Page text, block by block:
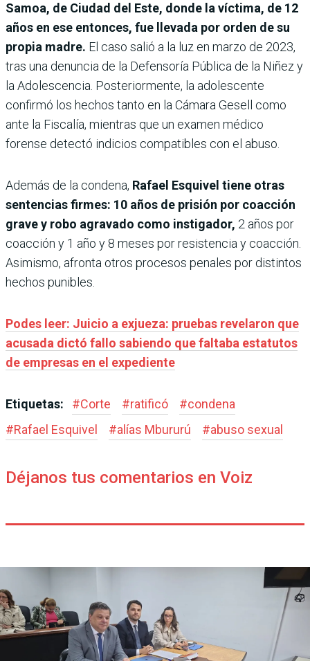
Samoa, de Ciudad del Este, donde la víctima, de 12
años en ese entonces, fue llevada por orden de su
propia madre. El caso salió a la luz en marzo de 2023,
tras una denuncia de la Defensoría Pública de la Niñez y
la Adolescencia. Posteriormente, la adolescente
confirmó los hechos tanto en la Cámara Gesell como
ante la Fiscalía, mientras que un examen médico
forense detectó indicios compatibles con el abuso.
Además de la condena, Rafael Esquivel tiene otras
sentencias firmes: 10 años de prisión por coacción
grave y robo agravado como instigador, 2 años por
coacción y 1 año y 8 meses por resistencia y coacción.
Asimismo, afronta otros procesos penales por distintos
hechos punibles.
Podes leer: Juicio a exjueza: pruebas revelaron que
acusada dictó fallo sabiendo que faltaba estatutos
de empresas en el expediente
Etiquetas: #Corte #ratificó #condena
#Rafael Esquivel #alías Mbururú #abuso sexual
Déjanos tus comentarios en Voiz